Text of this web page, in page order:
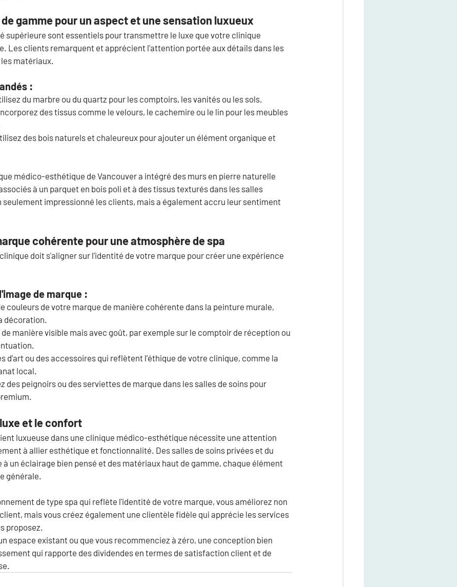
gamme pour un aspect et une sensation luxueux
supérieure sont essentiels pour transmettre le luxe que votre clinique
Les clients remarquent et apprécient l'attention portée aux détails dans les
matériaux.
:
du marbre ou du quartz pour les comptoirs, les vanités ou les sols.
des tissus comme le velours, le cachemire ou le lin pour les meubles
des bois naturels et chaleureux pour ajouter un élément organique et
médico-esthétique de Vancouver a intégré des murs en pierre naturelle
à un parquet en bois poli et à des tissus texturés dans les salles
seulement impressionné les clients, mais a également accru leur sentiment
cohérente pour une atmosphère de spa
doit s'aligner sur l'identité de votre marque pour créer une expérience
de marque :
couleurs de votre marque de manière cohérente dans la peinture murale,
décoration.
manière visible mais avec goût, par exemple sur le comptoir de réception ou
d’art ou des accessoires qui reflètent l’éthique de votre clinique, comme la
local.
des peignoirs ou des serviettes de marque dans les salles de soins pour
et le confort
luxueuse dans une clinique médico-esthétique nécessite une attention
à allier esthétique et fonctionnalité. Des salles de soins privées et du
un éclairage bien pensé et des matériaux haut de gamme, chaque élément
générale.
de type spa qui reflète l'identité de votre marque, vous améliorez non
mais vous créez également une clientèle fidèle qui apprécie les services
proposez.
espace existant ou que vous recommenciez à zéro, une conception bien
qui rapporte des dividendes en termes de satisfaction client et de